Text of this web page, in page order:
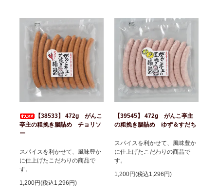
【38533】 472g がんこ
亭主の粗挽き腸詰め チョリソ
ー
スパイスを利かせて、風味豊か
に仕上げたこだわりの商品で
す。
1,200円(税込1,296円)
【39545】 472g がんこ亭主
の粗挽き腸詰め ゆず＆すだち
スパイスを利かせて、風味豊か
に仕上げたこだわりの商品で
す。
1,200円(税込1,296円)